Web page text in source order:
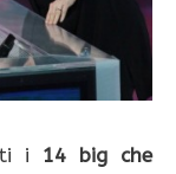
i 14 big che